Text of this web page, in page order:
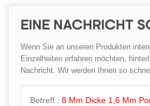
EINE NACHRICHT
Wenn Sie an unseren Produkten
Einzelheiten erfahren möchten,
Nachricht. Wir werden Ihnen so
Betreff : 8 Mm Dicke 1,6 Mm